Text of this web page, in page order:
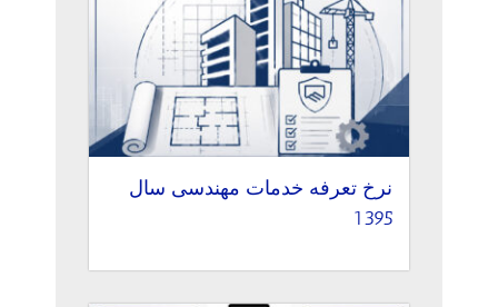
نرخ تعرفه خدمات مهندسی سال
1395